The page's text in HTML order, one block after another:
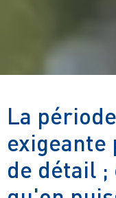
La
exigeante
de détail ;